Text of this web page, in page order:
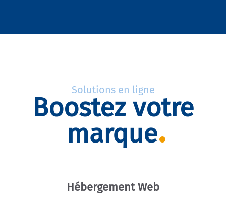
Solutions en ligne
Boostez votre
marque
Hébergement Web